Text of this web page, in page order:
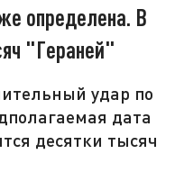
определена. В
"Гераней"
удар по
дата
десятки тысяч